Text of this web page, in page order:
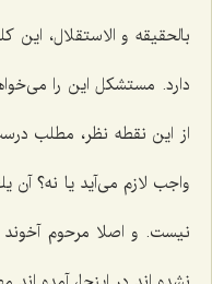
بالحقیقه و الاستقلال،
دارد. مستشكل این را
از این نقطه نظر، مطلب
واجب لازم مى‌آید یا نه؟
نیست. و اصلا مرحوم